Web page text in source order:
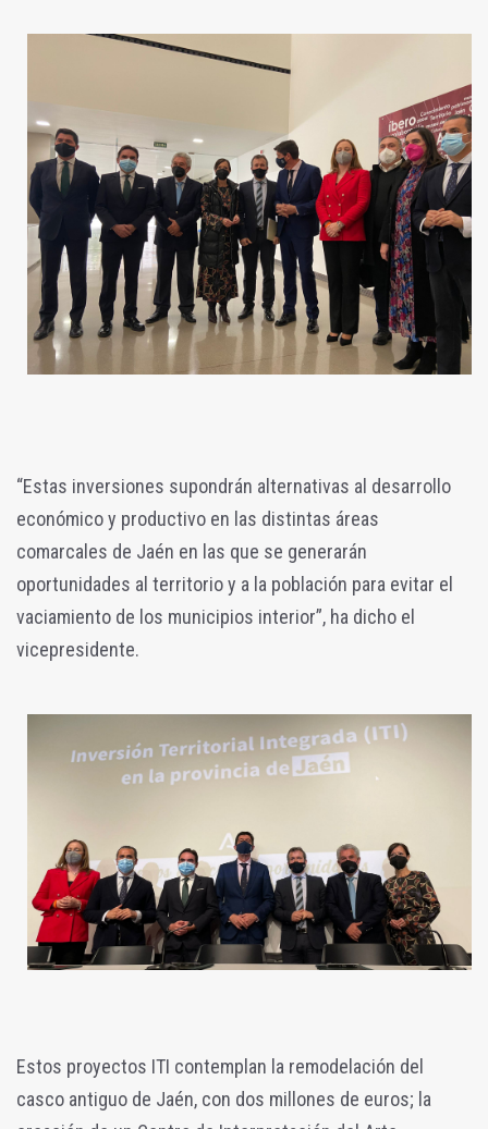
“Estas inversiones supondrán alternativas al desarrollo
económico y productivo en las distintas áreas
comarcales de Jaén en las que se generarán
oportunidades al territorio y a la población para evitar el
vaciamiento de los municipios interior”, ha dicho el
vicepresidente.
Estos proyectos ITI contemplan la remodelación del
casco antiguo de Jaén, con dos millones de euros; la